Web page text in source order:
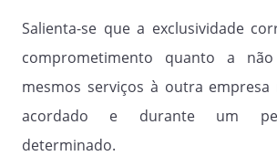
Salienta-se que a exclusividade
comprometimento quanto a
mesmos serviços à outra
acordado e durante um
determinado.